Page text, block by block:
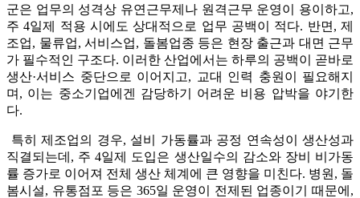
군은 업무의 성격상 유연근무제나 원격근무 운영이 용이하고,
주 4일제 적용 시에도 상대적으로 업무 공백이 적다. 반면, 제
조업, 물류업, 서비스업, 돌봄업종 등은 현장 출근과 대면 근무
가 필수적인 구조다. 이러한 산업에서는 하루의 공백이 곧바로
생산·서비스 중단으로 이어지고, 교대 인력 충원이 필요해지
며, 이는 중소기업에겐 감당하기 어려운 비용 압박을 야기한
다.
특히 제조업의 경우, 설비 가동률과 공정 연속성이 생산성과
직결되는데, 주 4일제 도입은 생산일수의 감소와 장비 비가동
률 증가로 이어져 전체 생산 체계에 큰 영향을 미친다. 병원, 돌
봄시설, 유통점포 등은 365일 운영이 전제된 업종이기 때문에,